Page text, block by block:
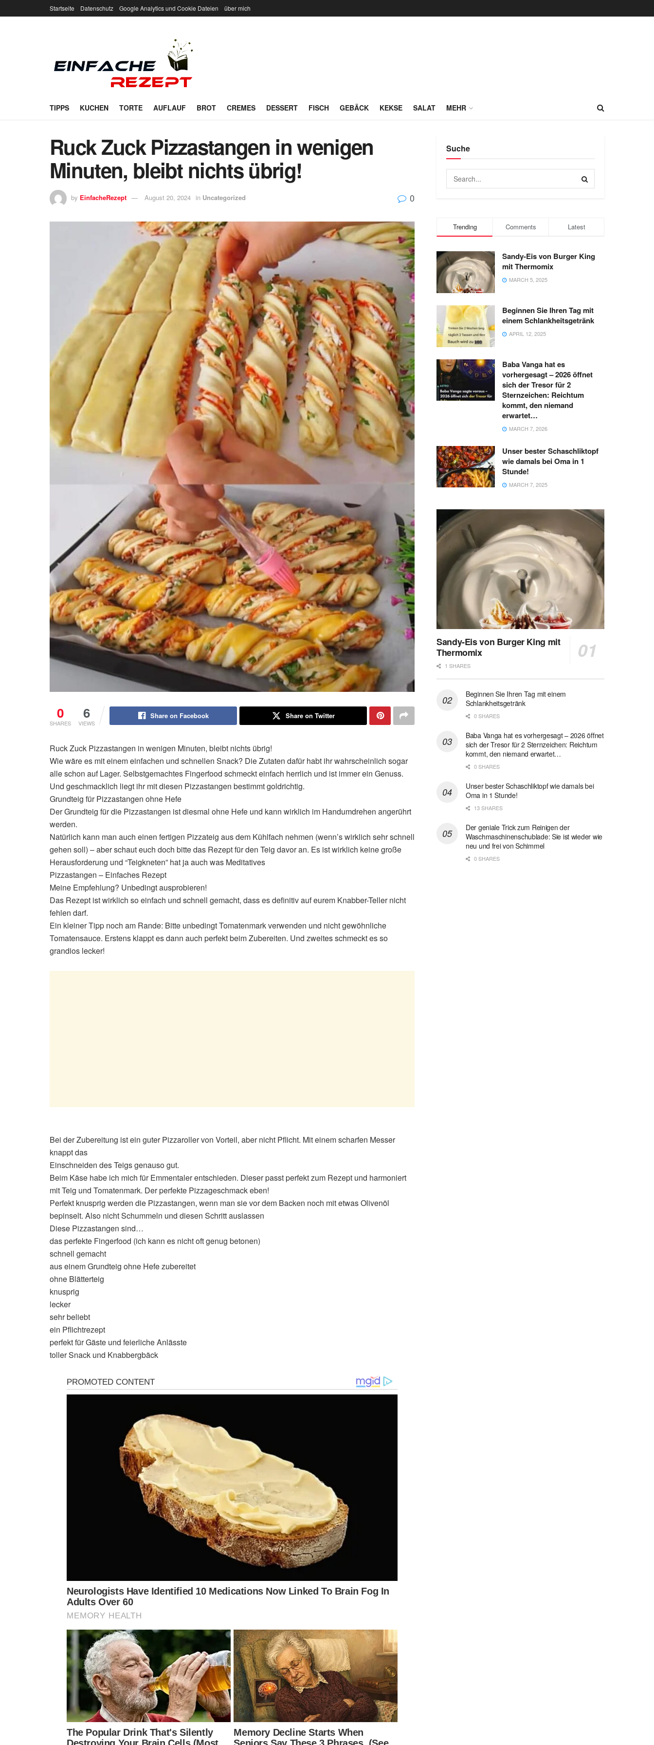
Startseite Datenschutz Google Analytics und Cookie Dateien über mich
TIPPS KUCHEN TORTE AUFLAUF BROT CREMES DESSERT FISCH GEBÄCK KEKSE SALAT MEHR
Ruck Zuck Pizzastangen in wenigen
Minuten, bleibt nichts übrig!
by EinfacheRezept August 20, 2024 in Uncategorized 0
0
SHARES
6
VIEWS
Share on Facebook Share on Twitter
Ruck Zuck Pizzastangen in wenigen Minuten, bleibt nichts übrig!
Wie wäre es mit einem einfachen und schnellen Snack? Die Zutaten dafür habt ihr wahrscheinlich sogar
alle schon auf Lager. Selbstgemachtes Fingerfood schmeckt einfach herrlich und ist immer ein Genuss.
Und geschmacklich liegt ihr mit diesen Pizzastangen bestimmt goldrichtig.
Grundteig für Pizzastangen ohne Hefe
Der Grundteig für die Pizzastangen ist diesmal ohne Hefe und kann wirklich im Handumdrehen angerührt
werden.
Natürlich kann man auch einen fertigen Pizzateig aus dem Kühlfach nehmen (wenn’s wirklich sehr schnell
gehen soll) – aber schaut euch doch bitte das Rezept für den Teig davor an. Es ist wirklich keine große
Herausforderung und “Teigkneten” hat ja auch was Meditatives
Pizzastangen – Einfaches Rezept
Meine Empfehlung? Unbedingt ausprobieren!
Das Rezept ist wirklich so einfach und schnell gemacht, dass es definitiv auf eurem Knabber-Teller nicht
fehlen darf.
Ein kleiner Tipp noch am Rande: Bitte unbedingt Tomatenmark verwenden und nicht gewöhnliche
Tomatensauce. Erstens klappt es dann auch perfekt beim Zubereiten. Und zweites schmeckt es so
grandios lecker!
Bei der Zubereitung ist ein guter Pizzaroller von Vorteil, aber nicht Pflicht. Mit einem scharfen Messer
knappt das
Einschneiden des Teigs genauso gut.
Beim Käse habe ich mich für Emmentaler entschieden. Dieser passt perfekt zum Rezept und harmoniert
mit Teig und Tomatenmark. Der perfekte Pizzageschmack eben!
Perfekt knusprig werden die Pizzastangen, wenn man sie vor dem Backen noch mit etwas Olivenöl
bepinselt. Also nicht Schummeln und diesen Schritt auslassen
Diese Pizzastangen sind…
das perfekte Fingerfood (ich kann es nicht oft genug betonen)
schnell gemacht
aus einem Grundteig ohne Hefe zubereitet
ohne Blätterteig
knusprig
lecker
sehr beliebt
ein Pflichtrezept
perfekt für Gäste und feierliche Anlässte
toller Snack und Knabbergbäck
Suche
Trending Comments Latest
Sandy-Eis von Burger King
mit Thermomix
MARCH 5, 2025
Beginnen Sie Ihren Tag mit
einem Schlankheitsgetränk
APRIL 12, 2025
Baba Vanga hat es
vorhergesagt – 2026 öffnet
sich der Tresor für 2
Sternzeichen: Reichtum
kommt, den niemand
erwartet…
MARCH 7, 2026
Unser bester Schaschliktopf
wie damals bei Oma in 1
Stunde!
MARCH 7, 2025
Sandy-Eis von Burger King mit
Thermomix
1 SHARES
Beginnen Sie Ihren Tag mit einem
Schlankheitsgetränk
0 SHARES
Baba Vanga hat es vorhergesagt – 2026 öffnet
sich der Tresor für 2 Sternzeichen: Reichtum
kommt, den niemand erwartet…
0 SHARES
Unser bester Schaschliktopf wie damals bei
Oma in 1 Stunde!
13 SHARES
Der geniale Trick zum Reinigen der
Waschmaschinenschublade: Sie ist wieder wie
neu und frei von Schimmel
0 SHARES